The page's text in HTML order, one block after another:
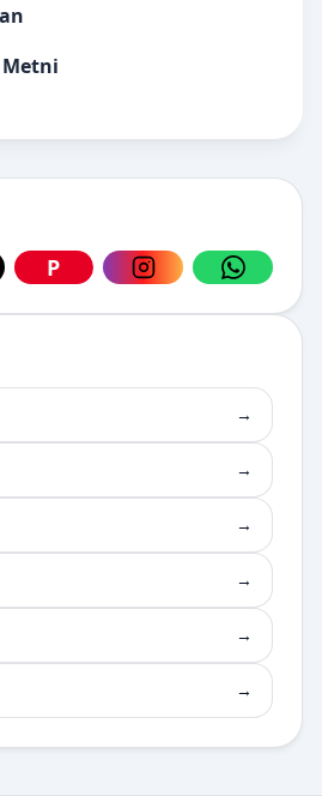
Metni
paylaş
paylaş
Pinterest üzerinden paylaş
P
Instagram
→
→
→
→
→
→